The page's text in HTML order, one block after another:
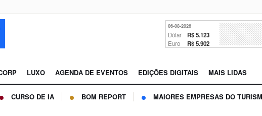
06-08-2026
Dólar R$ 5.123
Euro R$ 5.902
LUXO AGENDA DE EVENTOS EDIÇÕES DIGITAIS MAIS LIDAS
CURSO DE IA BOM REPORT MAIORES EMPRESAS DO